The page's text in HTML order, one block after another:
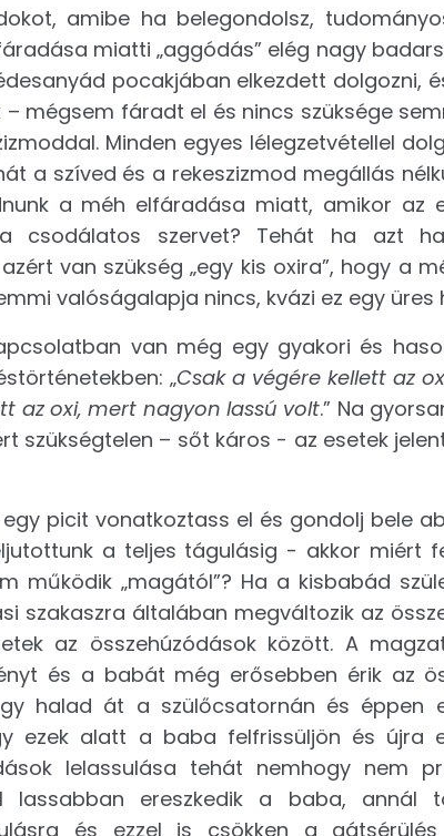
amibe ha belegondolsz,
miatti „aggódás” elég nagy
pocakjában elkezdett dolgozni,
mégsem fáradt el és nincs szüksége
Minden egyes lélegzetvétellel
a szíved és a rekeszizmod megállás
a méh elfáradása miatt, amikor az
csodálatos szervet? Tehát ha azt
van szükség „egy kis oxira”, hogy a
valóságalapja nincs, kvázi ez egy üres
van még egy gyakori és
„Csak a végére kellett az
az oxi, mert nagyon lassú volt.” Na
szükségtelen – sőt káros - az esetek
egy picit vonatkoztass el és gondolj bele
a teljes tágulásig - akkor miért
működik „magától”? Ha a kisbabád
szakaszra általában megváltozik az
az összehúzódások között. A
és a babát még erősebben érik az
halad át a szülőcsatornán és éppen
ezek alatt a baba felfrissüljön és újra
lelassulása tehát nemhogy nem
lassabban ereszkedik a baba,
és ezzel is csökken a gátsérülés